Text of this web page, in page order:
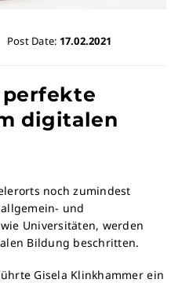
Post Date: 17.02.2021
perfekte
digitalen
noch zumindest
und
Universitäten, werden
Bildung beschritten.
Gisela Klinkhammer ein